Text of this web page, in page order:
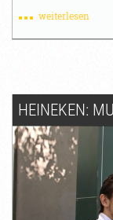
weiterlesen
HEINEKEN: